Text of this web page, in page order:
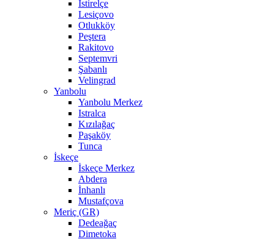
İstirelçe
Lesiçovo
Otlukköy
Peştera
Rakitovo
Septemvri
Şabanlı
Velingrad
Yanbolu
Yanbolu Merkez
Istralca
Kızılağaç
Paşaköy
Tunca
İskeçe
İskeçe Merkez
Abdera
İnhanlı
Mustafçova
Meriç (GR)
Dedeağaç
Dimetoka